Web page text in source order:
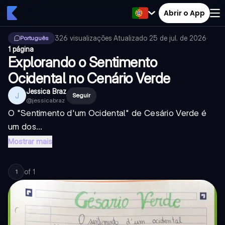
Abrir o App
Português 326 visualizações·Atualizado 25 de jul. de 2026·
1 página
Explorando o Sentimento
Ocidental no Cenário Verde
J Jessica Braz
@jessicabraz
Seguir
O "Sentimento d'um Ocidental" de Cesário Verde é
um dos...
Mostrar mais
1 of 1